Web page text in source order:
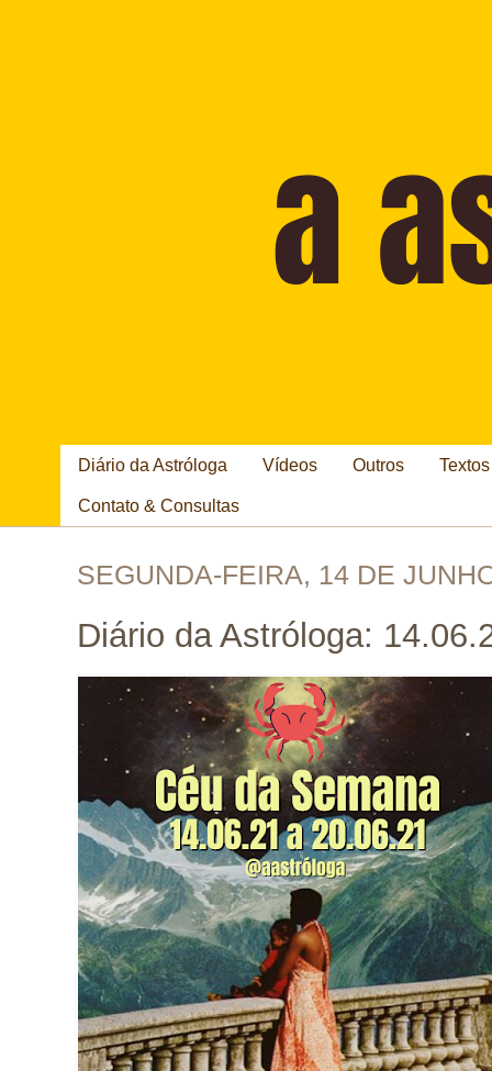
Diário da Astróloga Vídeos Outros
Contato & Consultas
SEGUNDA-FEIRA, 14 DE
Diário da Astróloga: